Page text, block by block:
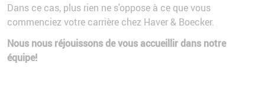
Dans ce cas, plus rien ne s'oppose à ce que vous
commenciez votre carrière chez Haver & Boecker.
Nous nous réjouissons de vous accueillir dans notre
équipe!